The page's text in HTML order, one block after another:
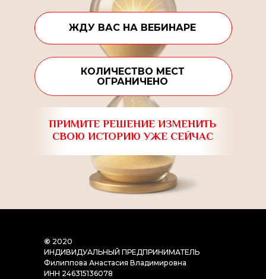
КОЛИЧЕСТВО МЕСТ
ОГРАНИЧЕНО
ЖДУ ВАС НА ВЕБИНАРЕ
ПРИМИТЕ РЕШЕНИЕ ИЗМЕНИТЬ
СВОЮ ИСТОРИЮ УЖЕ СЕЙЧАС
© 2020
ИНДИВИДУАЛЬНЫЙ ПРЕДПРИНИМАТЕЛЬ
Филиппова Анастасия Владимировна
ИНН 246315136078